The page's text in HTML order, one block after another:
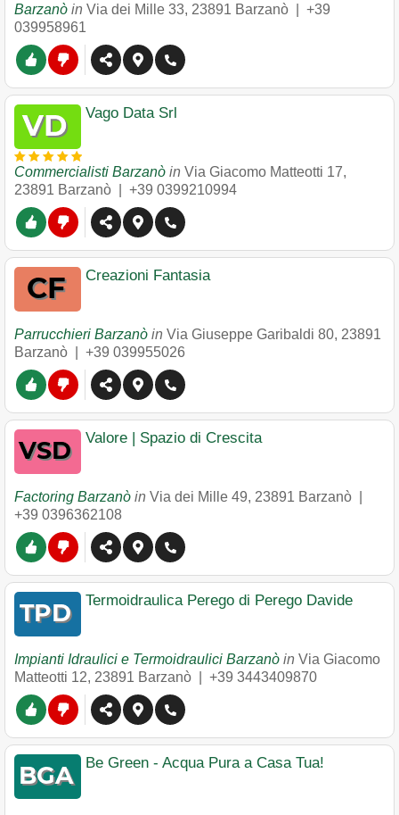
Barzanò in Via dei Mille 33, 23891 Barzanò
+39
039958961
Vago Data Srl
Commercialisti Barzanò in Via Giacomo Matteotti 17,
23891 Barzanò +39 0399210994
Creazioni Fantasia
Parrucchieri Barzanò in Via Giuseppe Garibaldi 80, 23891
Barzanò
+39 039955026
Valore | Spazio di Crescita
Factoring Barzanò in Via dei Mille 49, 23891 Barzanò
+39 0396362108
Termoidraulica Perego di Perego Davide
Impianti Idraulici e Termoidraulici Barzanò in Via Giacomo
Matteotti 12, 23891 Barzanò +39 3443409870
Be Green - Acqua Pura a Casa Tua!